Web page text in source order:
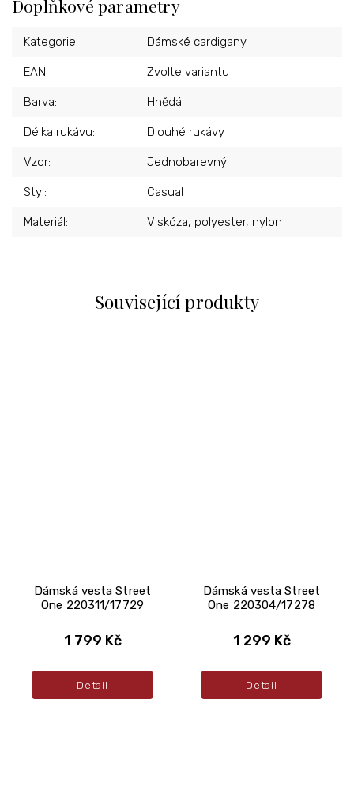
Související produkty
Dámská vesta Street
One 220311/17729
1 799 Kč
Detail
Dámská vesta Street
One 220304/17278
1 299 Kč
Detail
Doplňkové parametry
Kategorie: Dámské cardigany
EAN: Zvolte variantu
Barva: Hnědá
Délka rukávu: Dlouhé rukávy
Vzor: Jednobarevný
Styl: Casual
Materiál: Viskóza, polyester, nylon